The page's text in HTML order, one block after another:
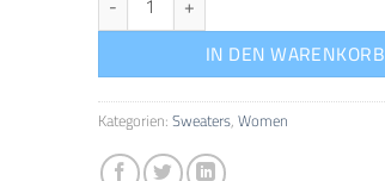
IN DEN WARENKORB
Kategorien:Sweaters,Women